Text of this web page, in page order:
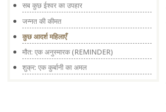
सब कुछ ईश्वर का उपहार
जन्नत की कीमत
कुछ आदर्श महिलाएँ
मौत: एक अनुस्मारक (REMINDER)
शुक्र: एक कुर्बानी का अमल